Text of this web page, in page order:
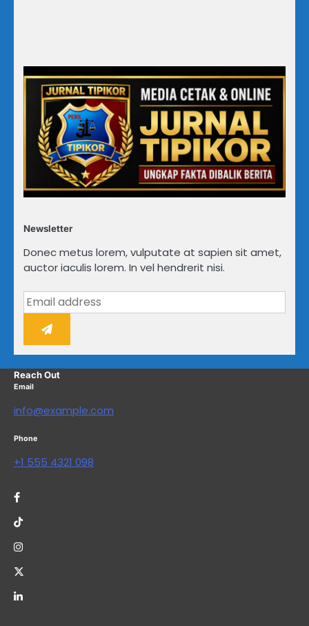
Newsletter
Donec metus lorem, vulputate at sapien sit amet,
auctor iaculis lorem. In vel hendrerit nisi.
Reach Out
Email
info@example.com
Phone
+1 555 4321 098